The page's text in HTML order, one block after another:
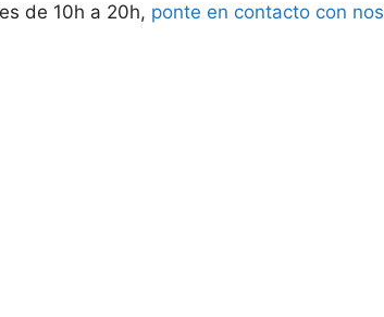
de 10h a 20h, ponte en contacto con